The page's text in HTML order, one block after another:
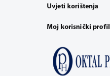
Uvjeti korištenja
Moj korisnički profil